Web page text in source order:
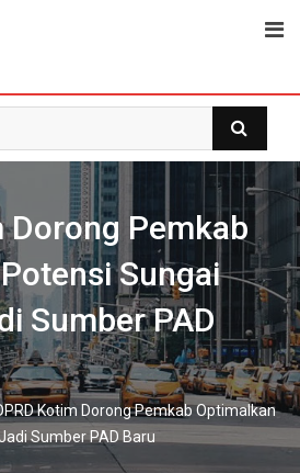
Dorong Pemkab
Sungai
Sumber PAD
Kotim Dorong Pemkab Optimalkan
Sumber PAD Baru